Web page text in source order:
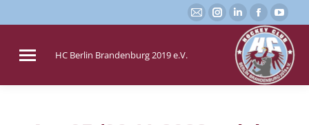
E-
in
Instagram
page
opens
new
Linkedin
page
opens
in
new
page
opens
in
new
in
new
HC Berlin Brandenburg 2019 e.V.